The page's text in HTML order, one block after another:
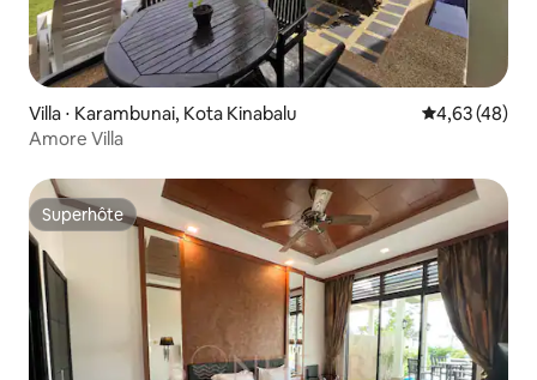
Villa ⋅ Karambunai, Kota Kinabalu Évaluation
4,63 (48)
Amore Villa
Superhôte
Superhôte